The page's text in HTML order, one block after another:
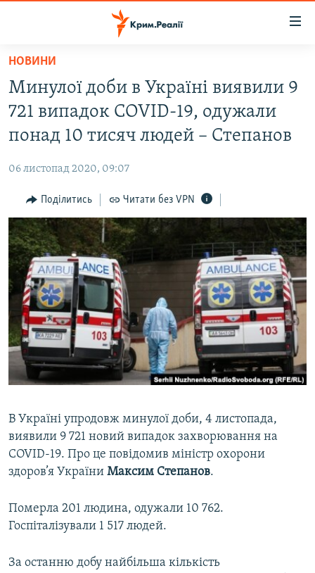
Перейти
основного
матеріалу
до
основної
Перейти
до
пошуку
ВОДА.КРИМ
ВІДЕО ТА ФОТО
БЛОГИ
ПОГЛЯД
ІНТЕРВ'Ю
ВСЕ ЗА ДЕНЬ
СПЕЦПРОЕКТИ
ДЕПОРТАЦІЯ
ВІДЕОУРОКИ «ELIFBE»
СВІДЧЕННЯ ОКУПАЦІЇ
УКРАЇНСЬКА ПРОБЛЕМА КРИМУ
ЯК ОБІЙТИ БЛОКУВАННЯ
Русский
Qırımtatar
Усі сайти RFE/RL
НОВИНИ
Минулої доби в Україні виявили 9
721 випадок COVID-19, одужали
понад 10 тисяч людей – Степанов
06 листопад 2020, 09:07
Поділитись Читати без VPN
В Україні упродовж минулої доби, 4 листопада,
виявили 9 721 новий випадок захворювання на
COVID-19. Про це повідомив міністр охорони
здоров’я України Максим Степанов.
Померла 201 людина, одужали 10 762.
Госпіталізували 1 517 людей.
За останню добу найбільша кількість